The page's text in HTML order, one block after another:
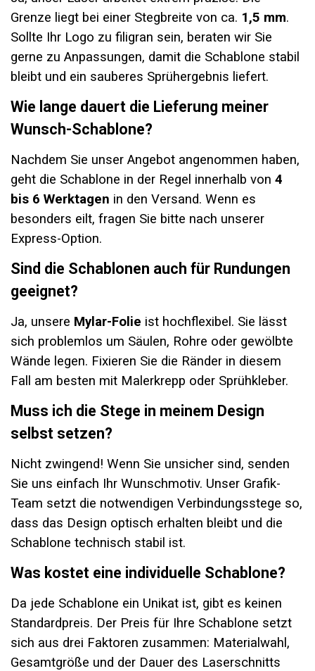
Grenze liegt bei einer Stegbreite von ca. 1,5 mm.
Sollte Ihr Logo zu filigran sein, beraten wir Sie
gerne zu Anpassungen, damit die Schablone stabil
bleibt und ein sauberes Sprühergebnis liefert.
Wie lange dauert die Lieferung meiner
Wunsch-Schablone?
Nachdem Sie unser Angebot angenommen haben,
geht die Schablone in der Regel innerhalb von 4
bis 6 Werktagen in den Versand. Wenn es
besonders eilt, fragen Sie bitte nach unserer
Express-Option.
Sind die Schablonen auch für Rundungen
geeignet?
Ja, unsere Mylar-Folie ist hochflexibel. Sie lässt
sich problemlos um Säulen, Rohre oder gewölbte
Wände legen. Fixieren Sie die Ränder in diesem
Fall am besten mit Malerkrepp oder Sprühkleber.
Muss ich die Stege in meinem Design
selbst setzen?
Nicht zwingend! Wenn Sie unsicher sind, senden
Sie uns einfach Ihr Wunschmotiv. Unser Grafik-
Team setzt die notwendigen Verbindungsstege so,
dass das Design optisch erhalten bleibt und die
Schablone technisch stabil ist.
Was kostet eine individuelle Schablone?
Da jede Schablone ein Unikat ist, gibt es keinen
Standardpreis. Der Preis für Ihre Schablone setzt
sich aus drei Faktoren zusammen: Materialwahl,
Gesamtgröße und der Dauer des Laserschnitts